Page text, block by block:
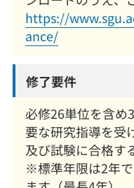
https://
ance/
修了要件
必修26単位を含め
要な研究指導を受
及び試験に合格す
※標準年限は2年